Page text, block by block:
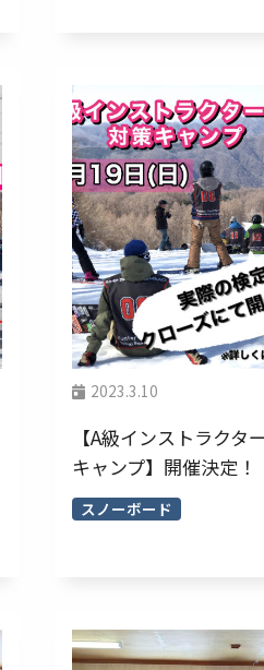
2023.3.10
【A級インストラクタ
キャンプ】開催決定！
スノーボード